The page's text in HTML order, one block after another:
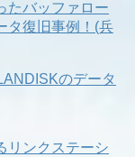
たバッファロー
タ復旧事例！(兵
のデータ
リンクステーシ